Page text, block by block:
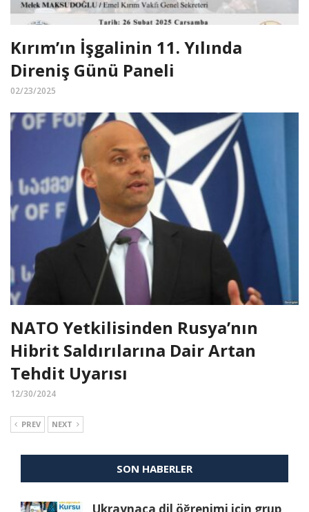
Kırım’ın İşgalinin 11. Yılında
Direniş Günü Paneli
02/23/2025
NATO Yetkilisinden Rusya’nın
Hibrit Saldırılarına Dair Artan
Tehdit Uyarısı
12/30/2024
PREV NEXT
SON HABERLER